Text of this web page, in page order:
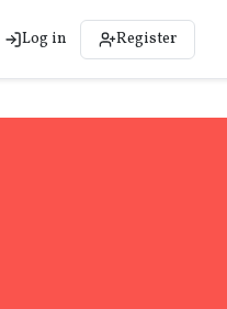
Log in Register